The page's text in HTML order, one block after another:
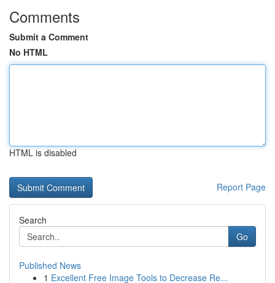
Comments
Submit a Comment
No HTML
HTML is disabled
Report Page
Search
Go
Published News
1 Excellent Free Image Tools to Decrease Re...